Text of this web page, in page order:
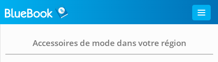
Accessoires de mode dans votre région